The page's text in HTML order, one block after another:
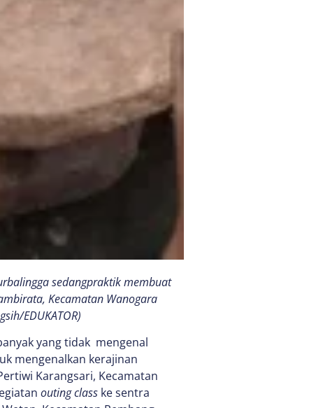
sedangpraktik membuat
Kecamatan Wanogara
EDUKATOR)
yang tidak mengenal
mengenalkan kerajinan
Karangsari, Kecamatan
outing class ke sentra